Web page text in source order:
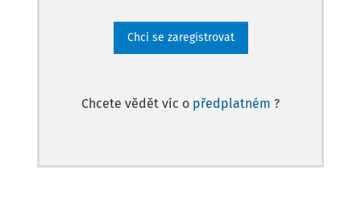
Chci se zaregistrovat
Chcete vědět víc o předplatném ?